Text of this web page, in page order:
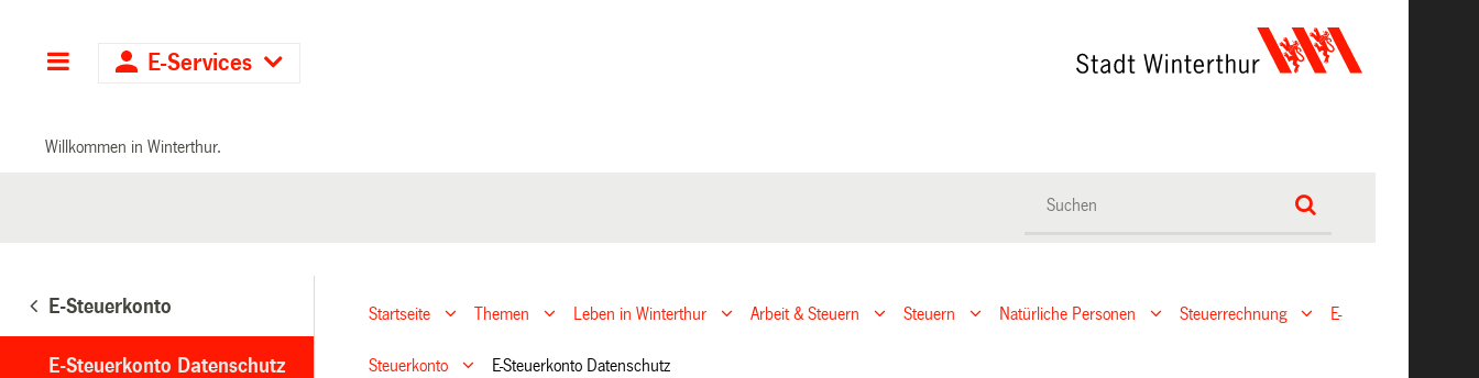
Hauptnavigation
E-Services
Willkommen in Winterthur.
E-Steuerkonto
E-Steuerkonto Datenschutz
Startseite Themen Leben in Winterthur Arbeit & Steuern Steuern Natürliche Personen Steuerrechnung E-
Steuerkonto E-Steuerkonto Datenschutz